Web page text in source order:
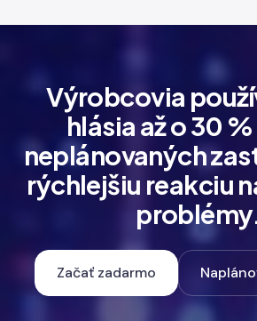
Výrobcovia
hlásia až o 30
neplánovaných
rýchlejšiu reakciu
Začať zadarmo